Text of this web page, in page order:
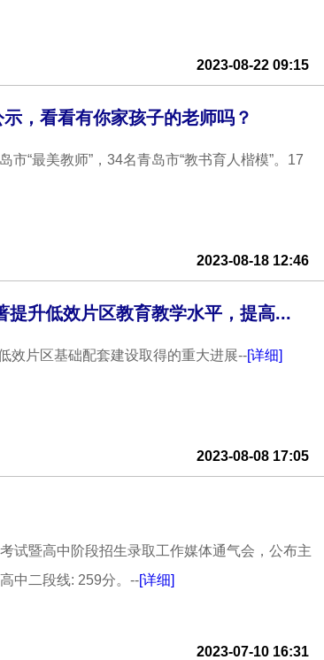
2023-08-22 09:15
，看看有你家孩子的老师吗？
“最美教师”，34名青岛市“教书育人楷模”。17
2023-08-18 12:46
升低效片区教育教学水平，提高...
效片区基础配套建设取得的重大进展--[详细]
2023-08-08 17:05
试暨高中阶段招生录取工作媒体通气会，公布主
中二段线: 259分。--[详细]
2023-07-10 16:31